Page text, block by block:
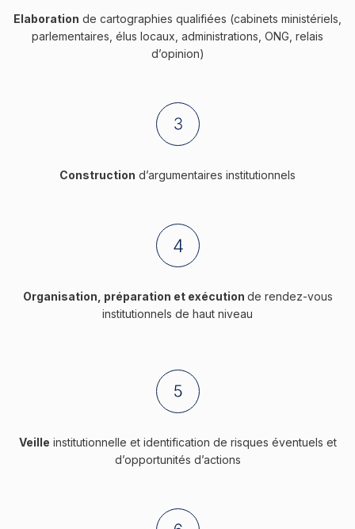
Elaboration de cartographies qualifiées (cabinets ministériels,
parlementaires, élus locaux, administrations, ONG, relais
d’opinion)
Construction d’argumentaires institutionnels
Organisation, préparation et exécution de rendez-vous
institutionnels de haut niveau
Veille institutionnelle et identification de risques éventuels et
d’opportunités d’actions